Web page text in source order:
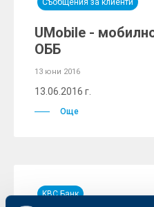
Съобщения за клиенти
UMobile -
ОББ
13 юни 2016
13.06.2016 г.
Още
KBC Банк